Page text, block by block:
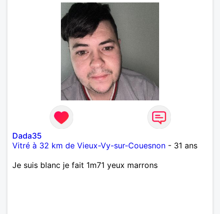
Dada35
Vitré à 32 km de Vieux-Vy-sur-Couesnon - 31 ans
Je suis blanc je fait 1m71 yeux marrons